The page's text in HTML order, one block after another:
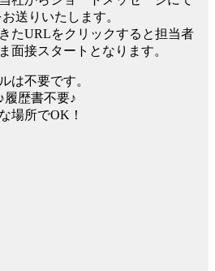
送りいたします。
たURLをクリックすると担当者
面接スタートとなります。
は不要です。
履歴書不要♪
場所でOK！